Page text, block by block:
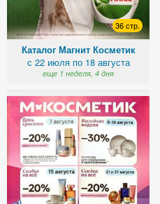
36 стр.
Каталог Магнит Косметик
с 22 июля по 18 августа
еще 1 неделя, 4 дня